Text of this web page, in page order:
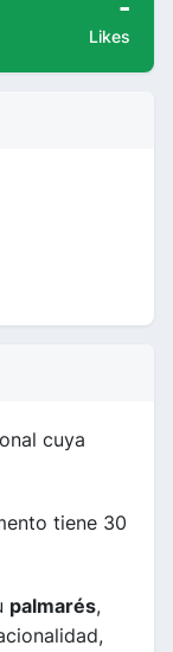
-
Likes
cuya
tiene 30
palmarés,